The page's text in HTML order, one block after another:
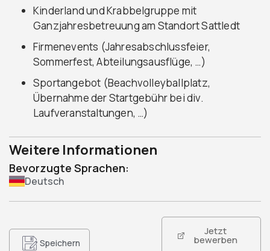
Kinderland und Krabbelgruppe mit
Ganzjahresbetreuung am Standort Sattledt
Firmenevents (Jahresabschlussfeier,
Sommerfest, Abteilungsausflüge, …)
Sportangebot (Beachvolleyballplatz,
Übernahme der Startgebühr bei div.
Laufveranstaltungen, …)
Weitere Informationen
Bevorzugte Sprachen:
Deutsch
Speichern
Jetzt
bewerben